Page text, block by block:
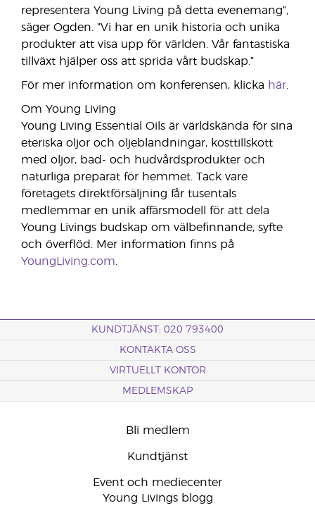
representera Young Living på detta evenemang”,
säger Ogden. ”Vi har en unik historia och unika
produkter att visa upp för världen. Vår fantastiska
tillväxt hjälper oss att sprida vårt budskap.”
För mer information om konferensen, klicka här
Om Young Living
Young Living Essential Oils är världskända för sina
eteriska oljor och oljeblandningar, kosttillskott
med oljor, bad- och hudvårdsprodukter och
naturliga preparat för hemmet. Tack vare
företagets direktförsäljning får tusentals
medlemmar en unik affärsmodell för att dela
Young Livings budskap om välbefinnande, syfte
och överflöd. Mer information finns på
YoungLiving.com
KUNDTJÄNST: 020 793400
KONTAKTA OSS
VIRTUELLT KONTOR
MEDLEMSKAP
Bli medlem
Kundtjänst
Event och mediecenter
Young Livings blogg